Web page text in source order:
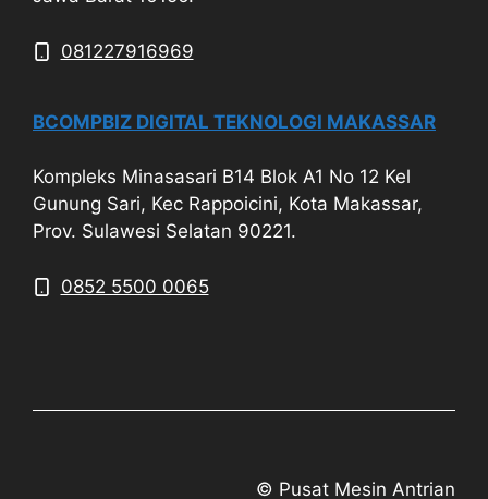
081227916969
BCOMPBIZ DIGITAL TEKNOLOGI MAKASSAR
Kompleks Minasasari B14 Blok A1 No 12 Kel
Gunung Sari, Kec Rappoicini, Kota Makassar,
Prov. Sulawesi Selatan 90221.
0852 5500 0065
© Pusat Mesin Antrian